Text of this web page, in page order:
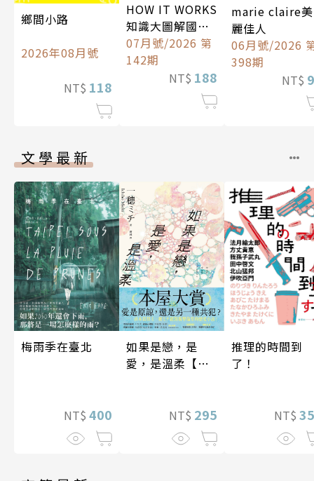
鄉間小路
2026年08月號
NT$ 118
HOW IT WORKS
知識大圖解國際
中文版
07月號/2026 第
142期
NT$ 188
marie claire美
麗佳人
06月號/2026
398期
NT$
文學最新
梅雨季在臺北
NT$ 400
如果是戀，是
愛，是溫柔【限
NT$ 295
推理的時間到
了！
NT$